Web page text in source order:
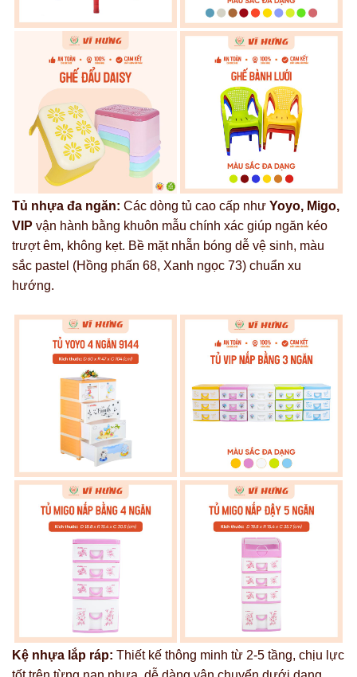
Tủ nhựa đa ngăn: Các dòng tủ cao cấp như Yoyo, Migo,
VIP vận hành bằng khuôn mẫu chính xác giúp ngăn kéo
trượt êm, không kẹt. Bề mặt nhẵn bóng dễ vệ sinh, màu
sắc pastel (Hồng phấn 68, Xanh ngọc 73) chuẩn xu
hướng.
Kệ nhựa lắp ráp: Thiết kế thông minh từ 2-5 tầng, chịu lực